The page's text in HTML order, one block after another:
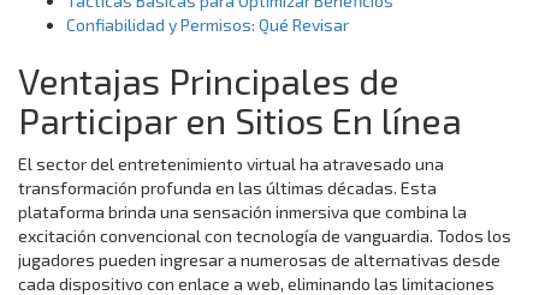
Confiabilidad y Permisos: Qué Revisar
Ventajas Principales de
Participar en Sitios En línea
El sector del entretenimiento virtual ha atravesado una
transformación profunda en las últimas décadas. Esta
plataforma brinda una sensación inmersiva que combina la
excitación convencional con tecnología de vanguardia. Todos los
jugadores pueden ingresar a numerosas de alternativas desde
cada dispositivo con enlace a web, eliminando las limitaciones